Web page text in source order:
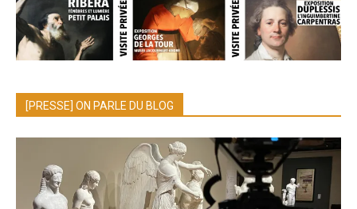
[PRESSE] ON PARLE DU BLOG